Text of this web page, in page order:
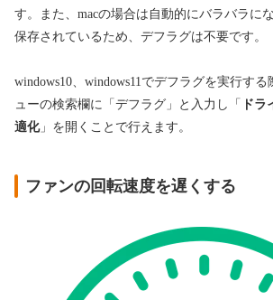
す。また、macの場合は自動的にバラバラに
保存されているため、デフラグは不要です。
windows10、windows11でデフラグを実行す
ューの検索欄に「デフラグ」と入力し「
ド
適化」を開くことで行えます。
ファンの回転速度を遅くする